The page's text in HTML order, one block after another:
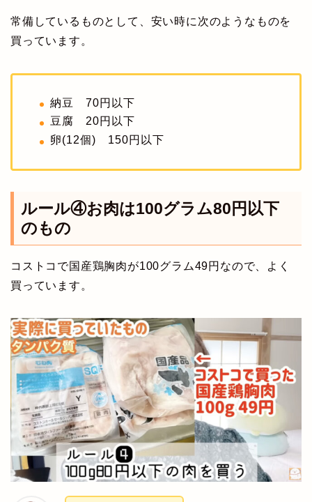
常備しているものとして、安い時に次のようなものを
買っています。
納豆 70円以下
豆腐 20円以下
卵(12個) 150円以下
ルール④お肉は100グラム80円以下
のもの
コストコで国産鶏胸肉が100グラム49円なので、よく
買っています。